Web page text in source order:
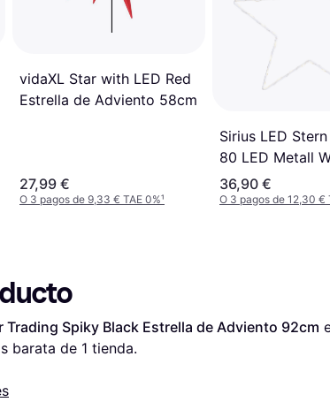
vidaXL Star with LED Red
Estrella de Adviento 58cm
27,99 €
O 3 pagos de 9,33 € TAE 0%¹
Sirius LED
80 LED Metall
Estrella de
36,90 €
O 3 pagos de 12,30 €
Trading Spiky Black Estrella de Adviento 92cm
barata de 1 tienda.